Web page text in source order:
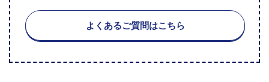
よくあるご質問はこちら